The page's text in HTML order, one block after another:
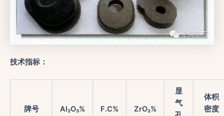
技术指标：
牌号 Al₂O₃% F.C% ZrO₂%
显
气
体积
密度